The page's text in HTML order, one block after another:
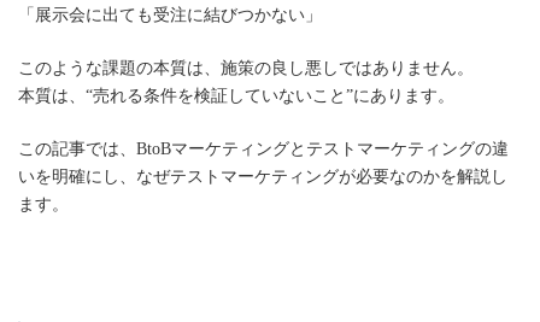
「展示会に出ても受注に結びつかない」
このような課題の本質は、施策の良し悪しではありません。
本質は、“売れる条件を検証していないこと”にあります。
この記事では、BtoBマーケティングとテストマーケティングの違
いを明確にし、なぜテストマーケティングが必要なのかを解説し
ます。